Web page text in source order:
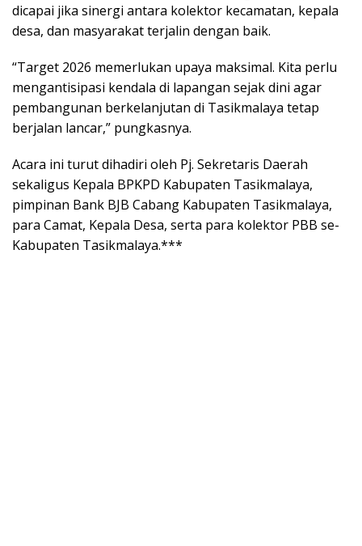
dicapai jika sinergi antara kolektor kecamatan, kepala
desa, dan masyarakat terjalin dengan baik.
“Target 2026 memerlukan upaya maksimal. Kita perlu
mengantisipasi kendala di lapangan sejak dini agar
pembangunan berkelanjutan di Tasikmalaya tetap
berjalan lancar,” pungkasnya.
Acara ini turut dihadiri oleh Pj. Sekretaris Daerah
sekaligus Kepala BPKPD Kabupaten Tasikmalaya,
pimpinan Bank BJB Cabang Kabupaten Tasikmalaya,
para Camat, Kepala Desa, serta para kolektor PBB se-
Kabupaten Tasikmalaya.***